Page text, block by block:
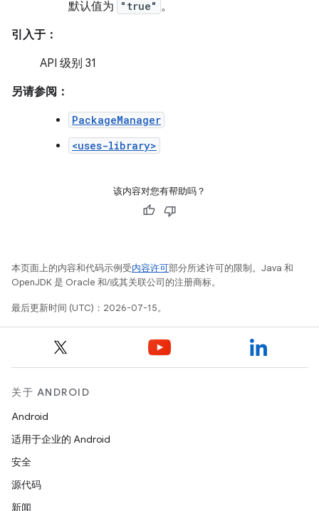
默认值为 "true" 。
引入于：
API 级别 31
另请参阅：
PackageManager
<uses-library>
该内容对您有帮助吗？
本页面上的内容和代码示例受内容许可部分所述许可的限制。Java 和
OpenJDK 是 Oracle 和/或其关联公司的注册商标。
最后更新时间 (UTC)：2026-07-15。
关于 ANDROID
Android
适用于企业的 Android
安全
源代码
新闻